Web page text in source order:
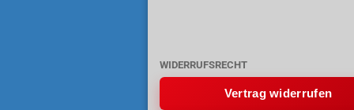
WIDERRUFSRECHT
Vertrag widerrufen